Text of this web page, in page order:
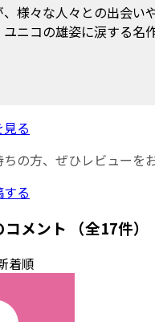
様々な人々との出会い
ニコの雄姿に涙する名作
る
の方、ぜひレビューを
る
メント （全17件）
着順